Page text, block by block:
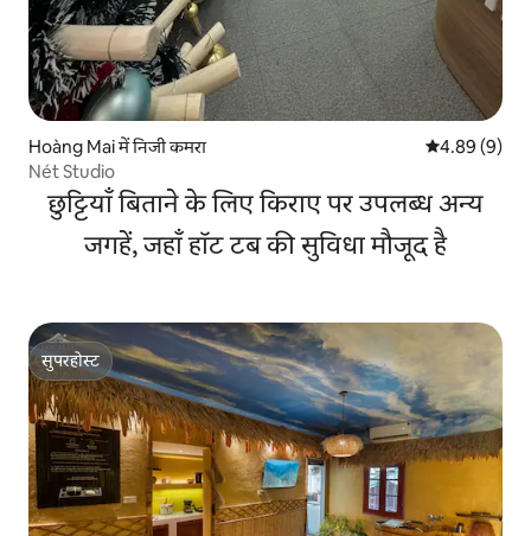
Hoàng Mai में निजी कमरा औसत रेटिंग 5 में
4.89 (9)
Nét Studio
छुट्टियाँ बिताने के लिए किराए पर उपलब्ध अन्य
जगहें, जहाँ हॉट टब की सुविधा मौजूद है
सुपरहोस्ट
सुपरहोस्ट